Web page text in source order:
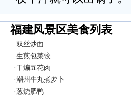
福建风景区美食列表
·双丝炒面
·生煎包菜饺
·干煸五花肉
·潮州牛丸煮萝卜
·葱烧肥鸭